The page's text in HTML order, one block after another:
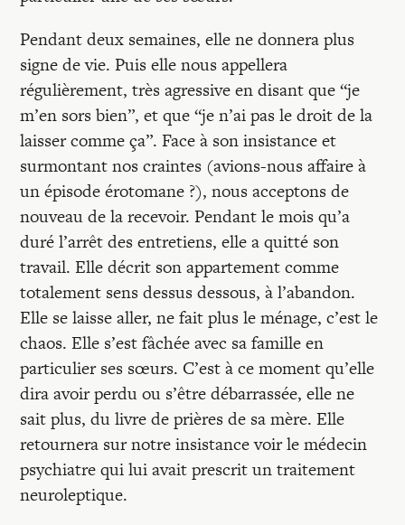
Pendant deux semaines, elle ne donnera plus
signe de vie. Puis elle nous appellera
régulièrement, très agressive en disant que “je
m’en sors bien”, et que “je n’ai pas le droit de la
laisser comme ça”. Face à son insistance et
surmontant nos craintes (avions-nous affaire à
un épisode érotomane ?), nous acceptons de
nouveau de la recevoir. Pendant le mois qu’a
duré l’arrêt des entretiens, elle a quitté son
travail. Elle décrit son appartement comme
totalement sens dessus dessous, à l’abandon.
Elle se laisse aller, ne fait plus le ménage, c’est le
chaos. Elle s’est fâchée avec sa famille en
particulier ses sœurs. C’est à ce moment qu’elle
dira avoir perdu ou s’être débarrassée, elle ne
sait plus, du livre de prières de sa mère. Elle
retournera sur notre insistance voir le médecin
psychiatre qui lui avait prescrit un traitement
neuroleptique.